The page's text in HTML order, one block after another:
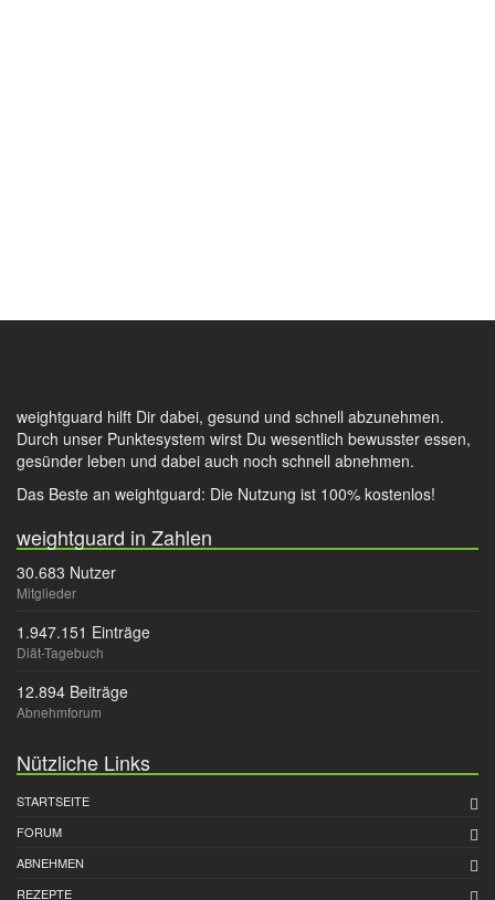
weightguard hilft Dir dabei, gesund und schnell abzunehmen.
Durch unser Punktesystem wirst Du wesentlich bewusster essen,
gesünder leben und dabei auch noch schnell abnehmen.
Das Beste an weightguard: Die Nutzung ist 100% kostenlos!
weightguard in Zahlen
30.683 Nutzer
Mitglieder
1.947.151 Einträge
Diät-Tagebuch
12.894 Beiträge
Abnehmforum
Nützliche Links
STARTSEITE
FORUM
ABNEHMEN
REZEPTE